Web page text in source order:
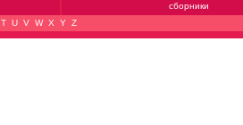
сборники
T U V W X Y Z